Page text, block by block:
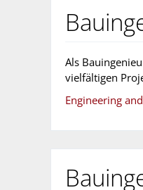
Als
vielfältigen
Engineering